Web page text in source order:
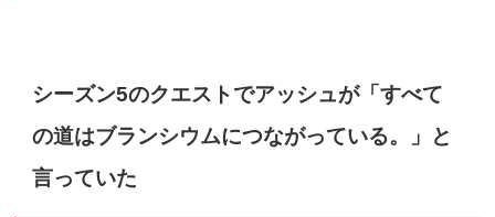
シーズン5のクエストでアッシュが「すべて
の道はブランシウムにつながっている。」と
言っていた